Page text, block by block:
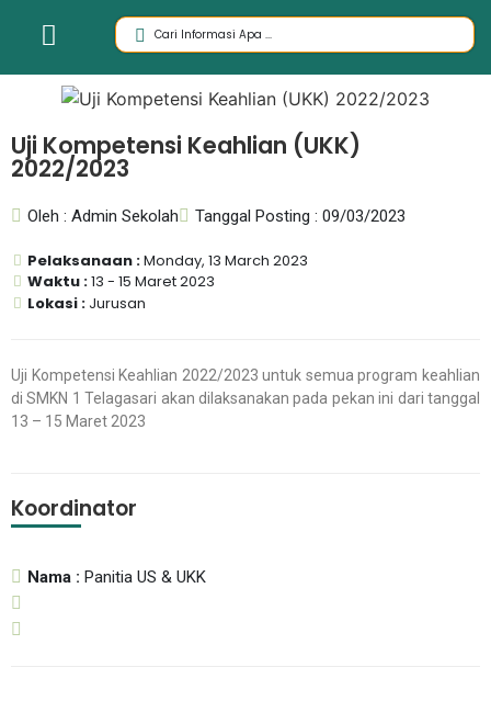
Uji Kompetensi Keahlian (UKK)
2022/2023
Oleh : Admin Sekolah Tanggal Posting : 09/03/2023
Pelaksanaan :Monday, 13 March 2023
Waktu :13 - 15 Maret 2023
Lokasi : Jurusan
Uji Kompetensi Keahlian 2022/2023 untuk semua program keahlian
di SMKN 1 Telagasari akan dilaksanakan pada pekan ini dari tanggal
13 – 15 Maret 2023
Koordinator
Nama : Panitia US & UKK